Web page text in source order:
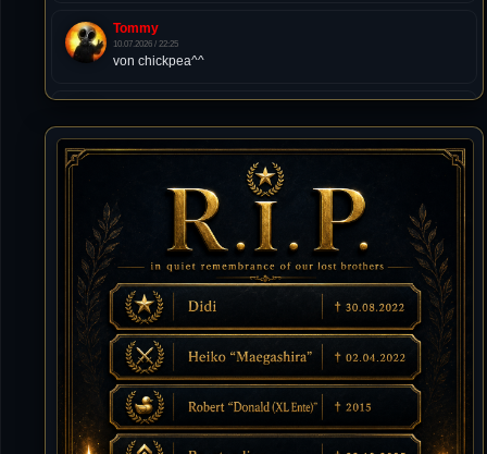
Tommy
10.07.2026 / 22:25
von chickpea^^
10.07.2026 / 22:25
Letzte Aktivität:
27. Dez 2023, 22:48
DieWildeHilde
10.07.2026 / 12:48
Happy Birthday Chickpea
DieWildeHilde
10.07.2026 / 10:08
Hallo meine Lieben!
Isimiyaki
10.07.2026 / 00:34
Alles gute chickpea